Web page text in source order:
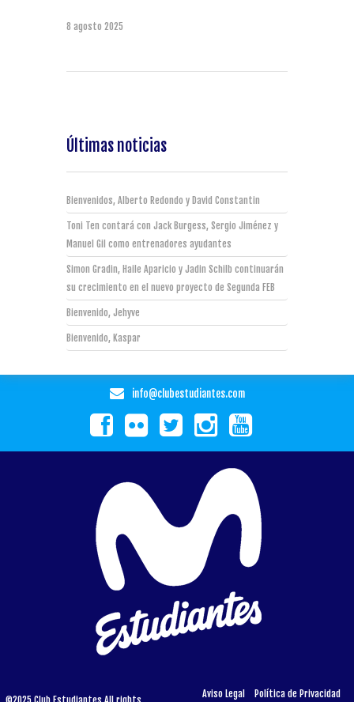
8 agosto 2025
Últimas noticias
Bienvenidos, Alberto Redondo y David Constantin
Toni Ten contará con Jack Burgess, Sergio Jiménez y
Manuel Gil como entrenadores ayudantes
Simon Gradin, Haile Aparicio y Jadin Schilb continuarán
su crecimiento en el nuevo proyecto de Segunda FEB
Bienvenido, Jehyve
Bienvenido, Kaspar
info@clubestudiantes.com
©2025 Club Estudiantes All rights Aviso Legal Política de Privacidad